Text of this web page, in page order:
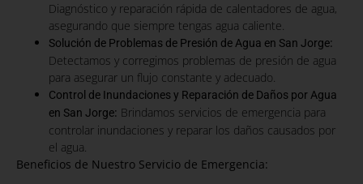
Diagnóstico y reparación rápida de calentadores de agua,
asegurando que siempre tengas agua caliente.
Solución de Problemas de Presión de Agua en San Jorge:
Detectamos y corregimos problemas de presión de agua
para asegurar un flujo constante y adecuado.
Control de Inundaciones y Reparación de Daños por Agua
en San Jorge: Brindamos servicios de emergencia para
controlar inundaciones y reparar los daños causados por
el agua.
Beneficios de Nuestro Servicio de Emergencia: